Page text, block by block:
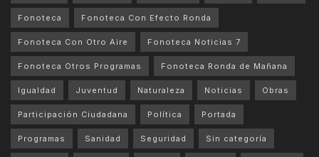
Fonoteca Fonoteca Con Efecto Ronda
Fonoteca Con Otro Aire Fonoteca Noticias 7
Fonoteca Otros Programas Fonoteca Ronda de Mañana
Igualdad Juventud Naturaleza Noticias Obras
Participación Ciudadana Política Portada
Programas Sanidad Seguridad Sin categoría